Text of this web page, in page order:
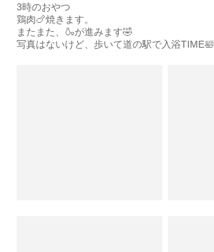
3時のおやつ
鶏肉🍗焼きます。
またまた、🍶が進みます🤣
写真はないけど、歩いて道の駅で入浴TIME🛀